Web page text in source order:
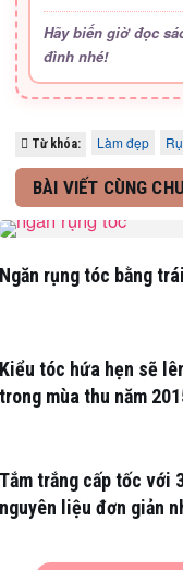
Hãy biến giờ đọc
đình nhé!
Từ khóa: Làm đẹp
BÀI VIẾT CÙNG
Ngăn rụng tóc bằng
Kiểu tóc hứa hẹn sẽ
trong mùa thu năm
Tắm trắng cấp tốc với
nguyên liệu đơn giản